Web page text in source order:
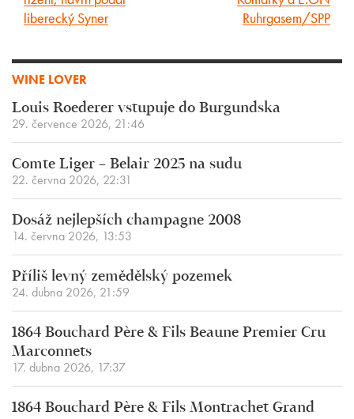
liberecký Syner
Ruhrgasem/SPP
WINE LOVER
Louis Roederer vstupuje do Burgundska
29. července 2026, 21:46
Comte Liger – Belair 2025 na sudu
22. června 2026, 22:31
Dosáž nejlepších champagne 2008
14. června 2026, 13:53
Příliš levný zemědělský pozemek
24. dubna 2026, 21:59
1864 Bouchard Père & Fils Beaune Premier Cru
Marconnets
17. dubna 2026, 17:37
1864 Bouchard Père & Fils Montrachet Grand